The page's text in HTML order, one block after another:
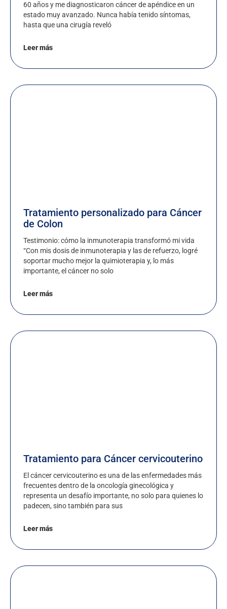
60 años y me diagnosticaron cáncer de apéndice en un
estado muy avanzado. Nunca había tenido síntomas,
hasta que una cirugía reveló
Leer más
Tratamiento personalizado para Cáncer
de Colon
Testimonio: cómo la inmunoterapia transformó mi vida
“Con mis dosis de inmunoterapia y las de refuerzo, logré
soportar mucho mejor la quimioterapia y, lo más
importante, el cáncer no solo
Leer más
Tratamiento para Cáncer cervicouterino
El cáncer cervicouterino es una de las enfermedades más
frecuentes dentro de la oncología ginecológica y
representa un desafío importante, no solo para quienes lo
padecen, sino también para sus
Leer más